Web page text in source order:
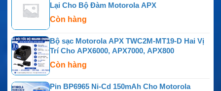
Lại Cho Bộ Đàm Motorola APX
Còn hàng
Bộ sạc Motorola APX TWC2M-MT19-D Hai Vị
Trí Cho APX6000, APX7000, APX800
Còn hàng
Pin BP6965 Ni-Cd 150mAh Cho Motorola